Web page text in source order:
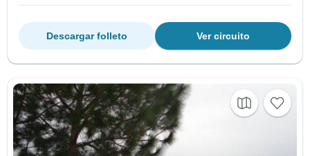
Ver circuito
Descargar folleto